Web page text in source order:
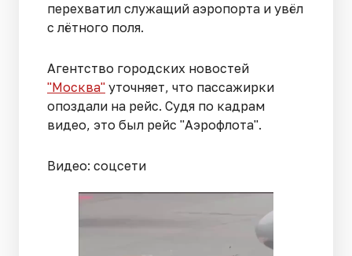
перехватил служащий аэропорта и увёл
с лётного поля.
Агентство городских новостей
"Москва" уточняет, что пассажирки
опоздали на рейс. Судя по кадрам
видео, это был рейс "Аэрофлота".
Видео: соцсети